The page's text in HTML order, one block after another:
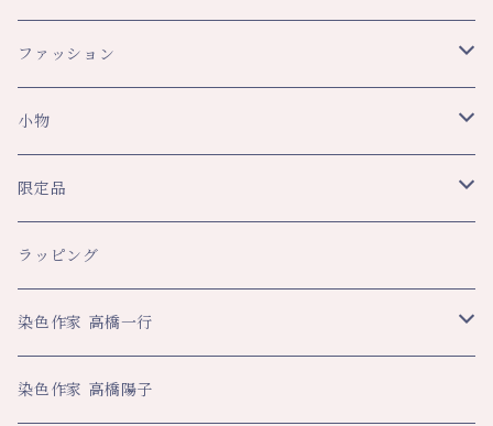
ファッション
スカーフ・ショール
ショール
スカーフ
レディース
トップス
スカート・パンツ
メンズ
ネクタイ
マフラー・ストール
小物
文具
ペンケース
ブックカバー
生活
ハンカチ
大判ハンカチ
ビジネス
名刺入れ
その他
限定品
八幡平ドラゴンアイ関連
ハンカチ
スカーフ
数量限定企画品
平舘高校共同企画品
ラッピング
染色作家 高橋一行
アートクロス
染色作家 高橋陽子